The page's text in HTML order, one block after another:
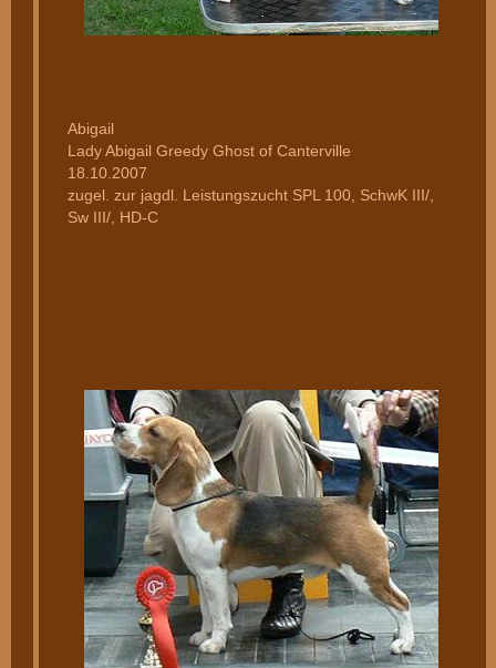
Abigail
Lady Abigail Greedy Ghost of Canterville
18.10.2007
zugel. zur jagdl. Leistungszucht SPL 100, SchwK III/,
Sw III/, HD-C